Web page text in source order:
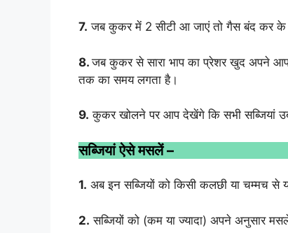
7. जब कुकर में 2 सीटी आ जाएं तो गैस बंद कर के
8.जब कुकर से सारा भाप का प्रेशर खुद अपने
तक का समय लगता है।
9. कुकर खोलने पर आप देखेंगे कि सभी सब्जियां
सब्जियां ऐसे मसलें –
1. अब इन सब्जियों को किसी कलछी या चम्मच से
2. सब्जियों को (कम या ज्यादा) अपने अनुसार